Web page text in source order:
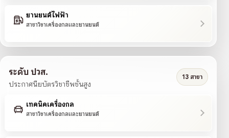
ยานยนต์ไฟฟ้า
สาขาวิชาเครื่องกลและยานยนต์
ระดับ ปวส.
ประกาศนียบัตรวิชาชีพชั้นสูง
13 สาขา
เทคนิคเครื่องกล
สาขาวิชาเครื่องกลและยานยนต์